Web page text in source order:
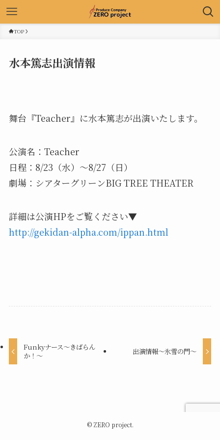
TOP
水本篤志出演情報
舞台『Teacher』に水本篤志が出演いたします。
公演名：Teacher
日程：8/23（水）〜8/27（日）
劇場：シアターグリーンBIG TREE THEATER
詳細は公演HPをご覧ください▼
http://gekidan-alpha.com/ippan.html
Funkyナース〜きばらん
か！〜
出演情報〜氷雪の門〜
©ZERO project.